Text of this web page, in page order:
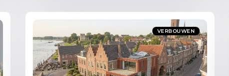
VERBOUWEN